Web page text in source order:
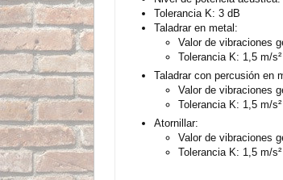
Tolerancia K: 3 dB
Taladrar en metal:
Valor de vibraciones
Tolerancia K: 1,5 m/s²
Taladrar con percusión en
Valor de vibraciones
Tolerancia K: 1,5 m/s²
Atornillar:
Valor de vibraciones
Tolerancia K: 1,5 m/s²